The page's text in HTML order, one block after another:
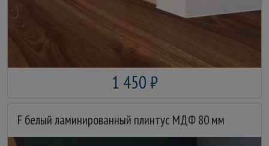
1 450 ₽
F белый ламинированный плинтус МДФ 80 мм